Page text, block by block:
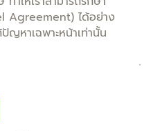
Agreement) ได้อย่าง
ญหาเฉพาะหน้าเท่านั้น